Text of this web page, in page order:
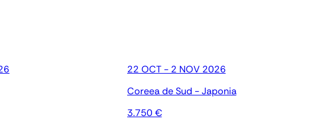
22 OCT - 2 NOV 2026
Coreea de Sud - Japonia
3.750 €